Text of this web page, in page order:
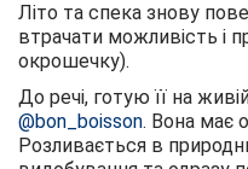
Літо та спека знову
втрачати можливість і
окрошечку).
До речі, готую її на
@bon_boisson. Вона має
Розливається в